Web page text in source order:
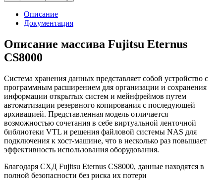
Описание
Документация
Описание массива Fujitsu Eternus
CS8000
Система хранения данных представляет собой устройство с
программным расширением для организации и сохранения
информации открытых систем и мейнфреймов путем
автоматизации резервного копирования с последующей
архивацией. Представленная модель отличается
возможностью сочетания в себе виртуальной ленточной
библиотеки VTL и решения файловой системы NAS для
подключения к хост-машине, что в несколько раз повышает
эффективность использования оборудования.
Благодаря СХД Fujitsu Eternus CS8000, данные находятся в
полной безопасности без риска их потери